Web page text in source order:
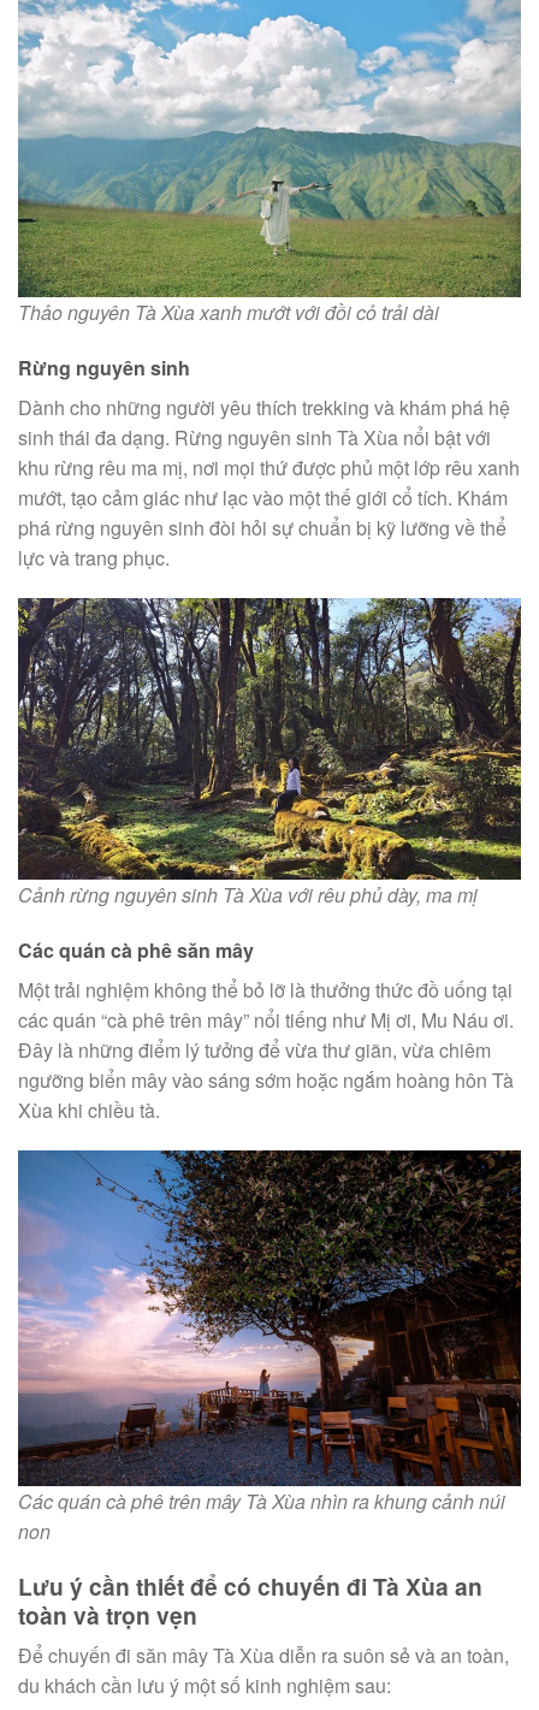
Thảo nguyên Tà Xùa xanh mướt với đồi cỏ trải dài
Rừng nguyên sinh
Dành cho những người yêu thích trekking và khám phá hệ
sinh thái đa dạng. Rừng nguyên sinh Tà Xùa nổi bật với
khu rừng rêu ma mị, nơi mọi thứ được phủ một lớp rêu xanh
mướt, tạo cảm giác như lạc vào một thế giới cổ tích. Khám
phá rừng nguyên sinh đòi hỏi sự chuẩn bị kỹ lưỡng về thể
lực và trang phục.
Cảnh rừng nguyên sinh Tà Xùa với rêu phủ dày, ma mị
Các quán cà phê săn mây
Một trải nghiệm không thể bỏ lỡ là thưởng thức đồ uống tại
các quán “cà phê trên mây” nổi tiếng như Mị ơi, Mu Náu ơi.
Đây là những điểm lý tưởng để vừa thư giãn, vừa chiêm
ngưỡng biển mây vào sáng sớm hoặc ngắm hoàng hôn Tà
Xùa khi chiều tà.
Các quán cà phê trên mây Tà Xùa nhìn ra khung cảnh núi
non
Lưu ý cần thiết để có chuyến đi Tà Xùa an
toàn và trọn vẹn
Để chuyến đi săn mây Tà Xùa diễn ra suôn sẻ và an toàn,
du khách cần lưu ý một số kinh nghiệm sau: